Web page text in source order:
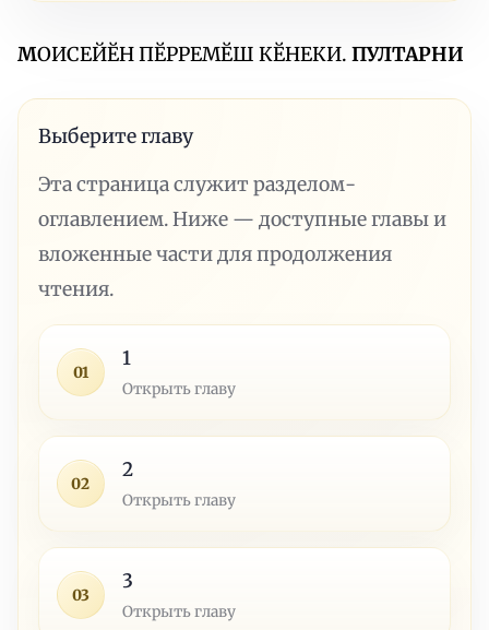
МОИСЕЙӖН ПӖРРЕМӖШ КӖНЕКИ. ПУЛТАРНИ
Выберите главу
Эта страница служит разделом-
оглавлением. Ниже — доступные главы и
вложенные части для продолжения
чтения.
01
1
Открыть главу
02
2
Открыть главу
03
3
Открыть главу